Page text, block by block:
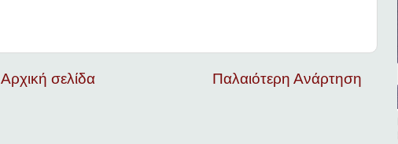
Παλαιότερη Ανάρτηση
Αρχική σελίδα